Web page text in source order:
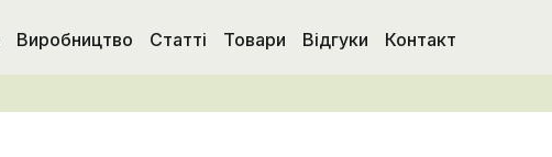
Виробництво Статті Товари Відгуки Контакт